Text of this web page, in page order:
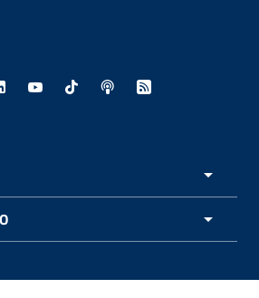
- Apertura in nuova finestra
- Apertura in nuova finestra
- Sito esterno - Apertura in
- Sito esterno - Apertura in
Youtube - Sito esterno -
TikTok - Sito esterno -
Spreaker - Sito
Feed RSS -